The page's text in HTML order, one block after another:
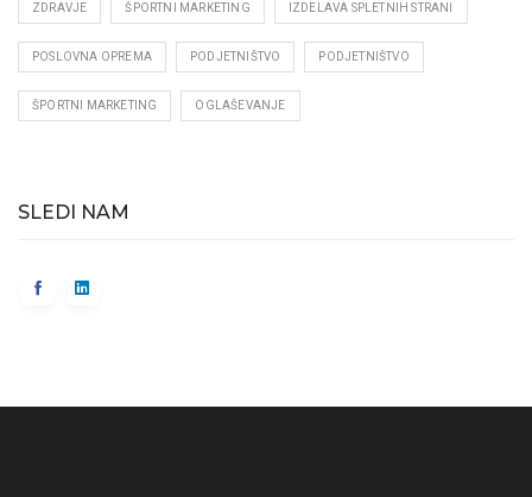
ZDRAVJE ŠPORTNI MARKETING IZDELAVA SPLETNIH STRANI
POSLOVNA OPREMA PODJETNIŠTVO PODJETNIŠTVO
ŠPORTNI MARKETING OGLAŠEVANJE
SLEDI NAM